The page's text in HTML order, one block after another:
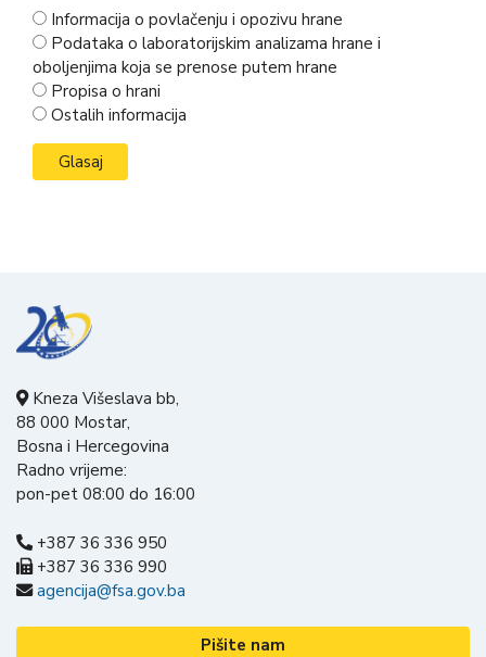
Informacija o povlačenju i opozivu hrane
Podataka o laboratorijskim analizama hrane i
oboljenjima koja se prenose putem hrane
Propisa o hrani
Ostalih informacija
Kneza Višeslava bb,
88 000 Mostar,
Bosna i Hercegovina
Radno vrijeme:
pon-pet 08:00 do 16:00
+387 36 336 950
+387 36 336 990
agencija@fsa.gov.ba
Pišite nam